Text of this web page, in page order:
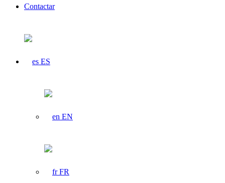
Contactar
ES
EN
FR